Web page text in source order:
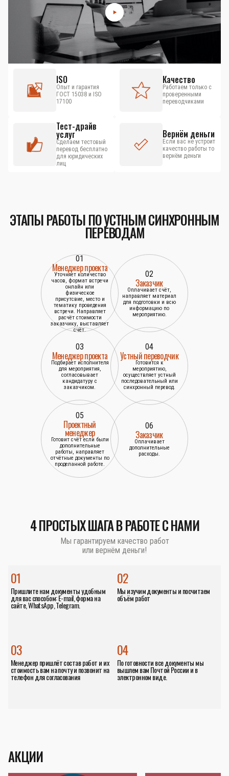
ISO
Опыт и гарантия
ГОСТ 15038 и ISO
17100
Качество
Работаем только с
проверенными
переводчиками
Тест-драйв
услуг
Сделаем тестовый
перевод бесплатно
для юридических
лиц
Вернём деньги
Если вас не устроит
качество работы то
вернём деньги
ЭТАПЫ РАБОТЫ ПО УСТНЫМ СИНХРОННЫМ
ПЕРЕВОДАМ
01
Менеджер проекта
Уточняет количество
часов, формат встречи
онлайн или
физическое
присутсвие, место и
тематику проведения
встречи. Направляет
расчёт стоимости
заказчику, выставляет
счёт.
02
Заказчик
Оплачивает счёт,
направляет материал
для подготовки и всю
информацию по
мероприятию.
03
Менеджер проекта
Подбирает исполнителя
для мероприятия,
согласовывает
кандидатуру с
заказчиком.
04
Устный переводчик
Готовится к
мероприятию,
осуществляет устный
последовательный или
синхронный перевод.
05
Проектный
менеджер
Готовит счёт если были
дополнительные
работы, направляет
отчётные документы по
проделанной работе.
06
Заказчик
Оплачивает
дополнительные
расходы.
4 ПРОСТЫХ ШАГА В РАБОТЕ С НАМИ
Мы гарантируем качество работ
или вернём деньги!
01
Пришлите нам документы удобным
для вас способом: E-mail, форма на
сайте, WhatsApp, Telegram.
02
Мы изучим документы и посчитаем
объём работ
04
По готовности все документы мы
вышлем вам Почтой России и в
электронном виде.
03
Менеджер пришлёт состав работ и их
стоимость вам на почту и позвонит на
телефон для согласования
АКЦИИ